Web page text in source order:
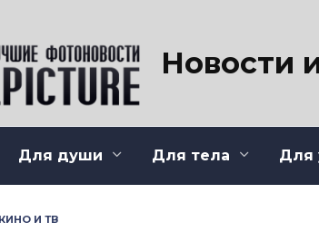
Новости
Для души Для тела Для
КИНО И ТВ